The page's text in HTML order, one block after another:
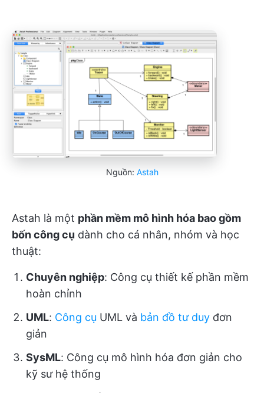
Nguồn: Astah
Astah là một phần mềm mô hình hóa bao gồm
bốn công cụ dành cho cá nhân, nhóm và học
thuật:
Chuyên nghiệp: Công cụ thiết kế phần mềm
hoàn chỉnh
UML: Công cụ UML và bản đồ tư duy đơn
giản
SysML: Công cụ mô hình hóa đơn giản cho
kỹ sư hệ thống